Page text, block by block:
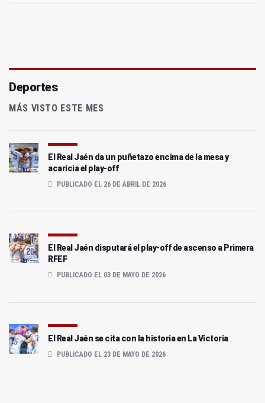
Deportes
MÁS VISTO ESTE MES
El Real Jaén da un puñetazo encima de la mesa y
acaricia el play-off
PUBLICADO EL 26 DE ABRIL DE 2026
El Real Jaén disputará el play-off de ascenso a Primera
RFEF
PUBLICADO EL 03 DE MAYO DE 2026
El Real Jaén se cita con la historia en La Victoria
PUBLICADO EL 23 DE MAYO DE 2026